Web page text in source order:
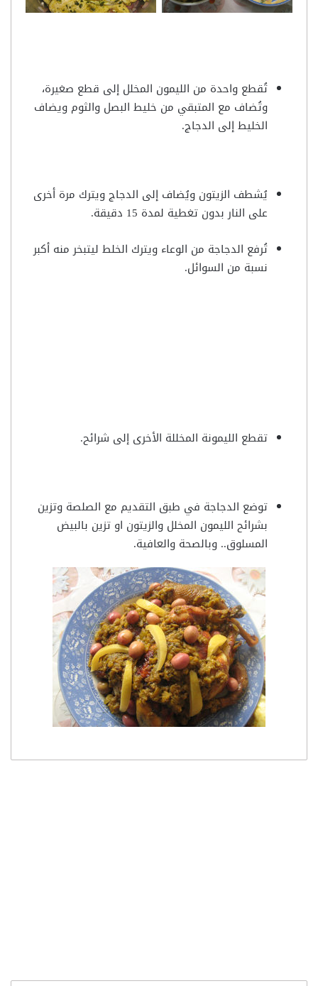
تُقطع واحدة من الليمون المخلل إلى قطع صغيرة،
وتُضاف مع المتبقي من خليط البصل والثوم ويضاف
الخليط إلى الدجاج.
يُشطف الزيتون ويُضاف إلى الدجاج ويترك مرة أخرى
على النار بدون تغطية لمدة 15 دقيقة.
تُرفع الدجاجة من الوعاء ويترك الخلط ليتبخر منه أكبر
نسبة من السوائل.
تقطع الليمونة المخللة الأخرى إلى شرائح.
توضع الدجاجة في طبق التقديم مع الصلصة وتزين
بشرائح الليمون المخلل والزيتون او تزين بالبيض
المسلوق.. وبالصحة والعافية.